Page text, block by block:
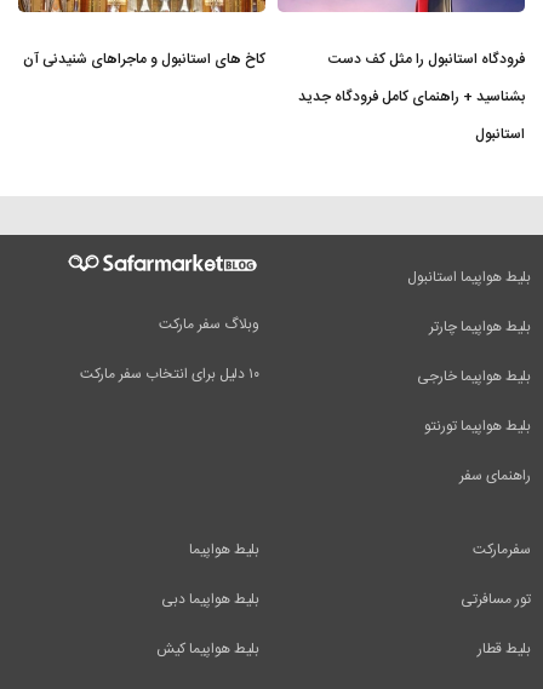
فرودگاه استانبول را مثل کف دست
بشناسید + راهنمای کامل فرودگاه جدید
استانبول
کاخ های استانبول و ماجراهای شنیدنی آن
وبلاگ سفر مارکت
۱۰ دلیل برای انتخاب سفر مارکت
بلیط هواپیما استانبول
بلیط هواپیما چارتر
بلیط هواپیما خارجی
بلیط هواپیما تورنتو
راهنمای سفر
بلیط هواپیما
بلیط هواپیما دبی
بلیط هواپیما کیش
سفرمارکت
تور مسافرتی
بلیط قطار